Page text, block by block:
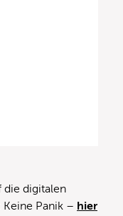
die digitalen
Panik – hier